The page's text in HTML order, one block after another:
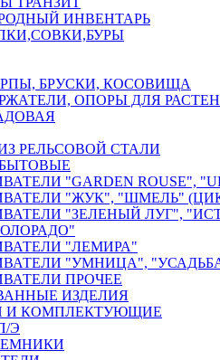
ИНВЕНТАРЬ
БРУСКИ, КОСОВИЩА
ОПОРЫ ДЛЯ
РЕЛЬСОВОЙ СТАЛИ
"GARDEN ROUSE",
"ЖУК", "ШМЕЛЬ"
"ЗЕЛЕНЫЙ ЛУГ",
"ЛЕМИРА"
"УМНИЦА",
ПРОЧЕЕ
ИЗДЕЛИЯ
И КОМПЛЕКТУЮЩИЕ
Э